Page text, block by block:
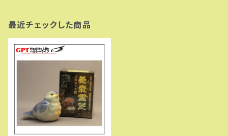
最近チェックした商品